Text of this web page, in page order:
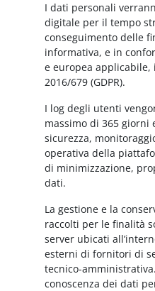
I dati personali
digitale per il tempo
conseguimento delle
informativa, e in
e europea applicabile,
2016/679 (GDPR).
I log degli utenti
massimo di 365 giorni
sicurezza,
operativa della
di minimizzazione,
dati.
La gestione e la
raccolti per le finalità
server ubicati
esterni di fornitori di
tecnico-
conoscenza dei dati